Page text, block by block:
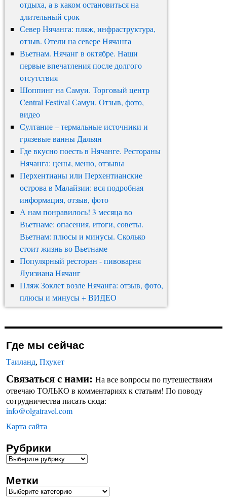
отдыха, а в каком остановиться на
длительный срок
Север Нячанга: пляж, инфраструктура,
отзыв. Отели на севере Нячанга
Вьетнам. Нячанг в октябре. Наши
первые впечатления после долгого
отсутствия
Шоппинг на Самуи. Торговый центр
Central Festival Самуи. Отзыв, фото,
видео
Султание – термальные источники и
грязевые ванны Дальян
Где вкусно поесть в Нячанге. Рестораны
Нячанга: цены, меню, отзывы
Перхентианы или Перхентианские
острова в Малайзии: вся подробная
информация, отзыв, фото
А нам понравилось! 3 месяца во
Вьетнаме: опасения, итоги, советы.
Вьетнам: плюсы и минусы. Сколько
стоит жизнь во Вьетнаме
Популярный ресторан - пивоварня
Луизиана Нячанг
Пляж Зоклет возле Нячанга: отзыв, фото,
плюсы и минусы + ВИДЕО
Где мы сейчас
Таиланд, Пхукет
Связаться с нами: На все вопросы по путешествиям
отвечаю ТОЛЬКО в комментариях к статьям! По поводу
сотрудничества писать сюда:
info@olgatravel.com
Карта сайта
Рубрики
Метки